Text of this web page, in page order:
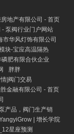
地产有限公司 - 首页
- 泵阀行业门户网站
市华风灯饰有限公司
块-宝应高温隔热
肥有限合伙企业
胖胖
|阀门交易
金融有限公司 - 首页
产品，阀门生产销
| 增长学院
星座预测